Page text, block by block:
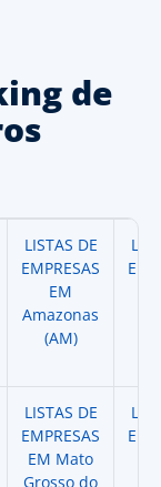
de
LISTAS DE
EMPRESAS
EM
Amazonas
(AM)
LISTAS DE
EMPRESAS
EM Mato
Grosso do